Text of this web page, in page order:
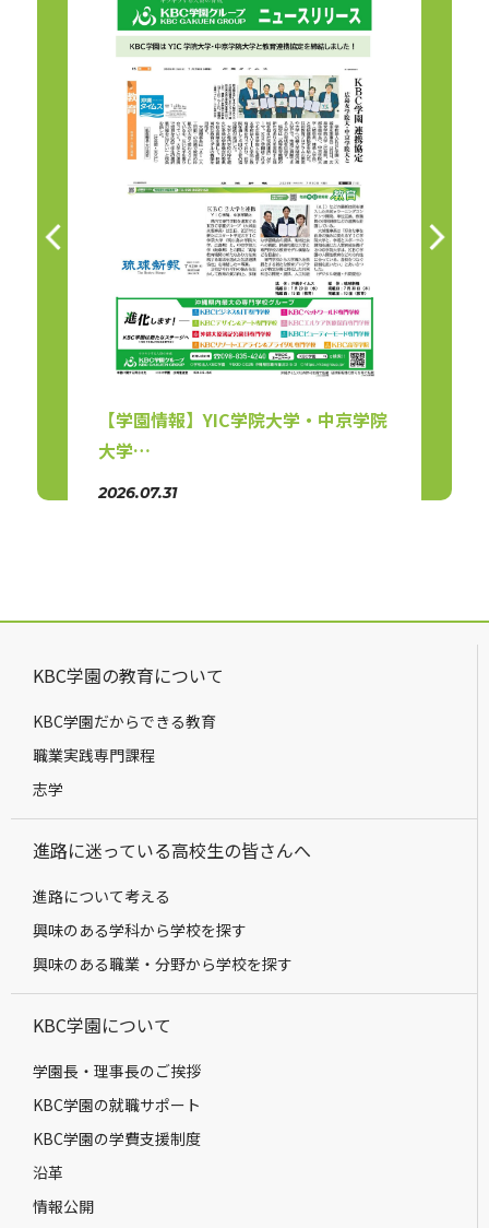
【学園情報】YIC学院大学・中京学院
大学…
2026.07.31
KBC学園の教育について
KBC学園だからできる教育
職業実践専門課程
志学
進路に迷っている高校生の皆さんへ
進路について考える
興味のある学科から学校を探す
興味のある職業・分野から学校を探す
KBC学園について
学園長・理事長のご挨拶
KBC学園の就職サポート
KBC学園の学費支援制度
沿革
情報公開